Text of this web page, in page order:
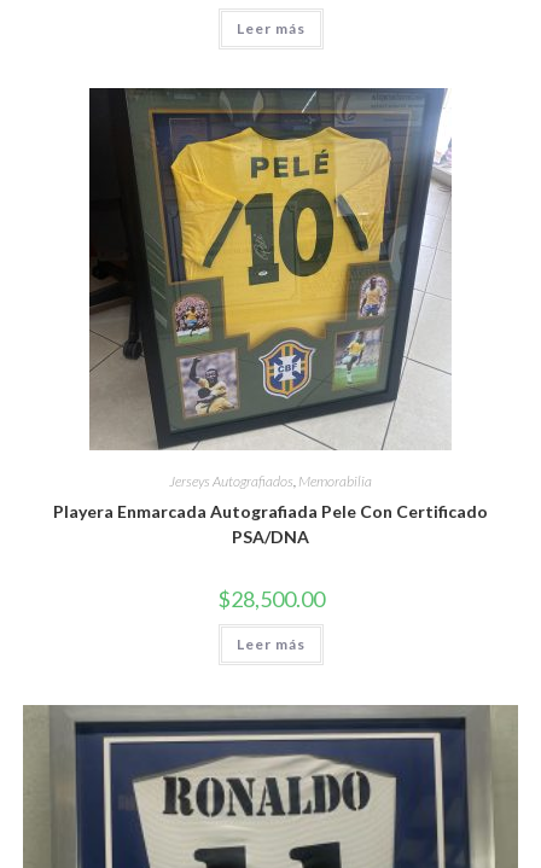
Leer más
Jerseys Autografiados, Memorabilia
Playera Enmarcada Autografiada Pele Con Certificado
PSA/DNA
$28,500.00
Leer más